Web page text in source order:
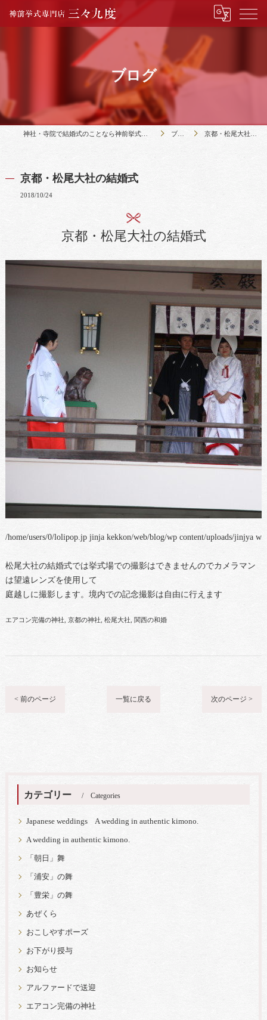
ブログ
神社・寺院で結婚式のことなら神前挙式専門店三々九度 ブログ 京都・松尾大社の結婚式
京都・松尾大社の結婚式
2018/10/24
京都・松尾大社の結婚式
/home/users/0/lolipop.jp jinja kekkon/web/blog/wp content/uploads/jinjya
松尾大社の結婚式では挙式場での撮影はできませんのでカメラマン
は望遠レンズを使用して
庭越しに撮影します。境内での記念撮影は自由に行えます
エアコン完備の神社 京都の神社 松尾大社 関西の和婚
< 前のページ 一覧に戻る 次のページ >
カテゴリー Categories
Japanese weddings A wedding in authentic kimono.
A wedding in authentic kimono.
「朝日」舞
「浦安」の舞
「豊栄」の舞
あぜくら
おこしやすポーズ
お下がり授与
お知らせ
アルファードで送迎
エアコン完備の神社